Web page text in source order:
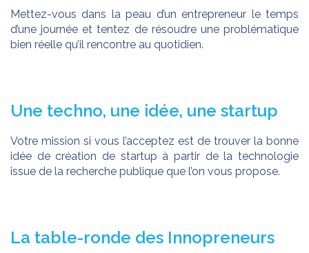
Mettez-vous dans la peau d’un entrepreneur le temps
d’une journée et tentez de résoudre une problématique
bien réelle qu’il rencontre au quotidien.
Une techno, une idée, une startup
Votre mission si vous l’acceptez est de trouver la bonne
idée de création de startup à partir de la technologie
issue de la recherche publique que l’on vous propose.
La table-ronde des Innopreneurs